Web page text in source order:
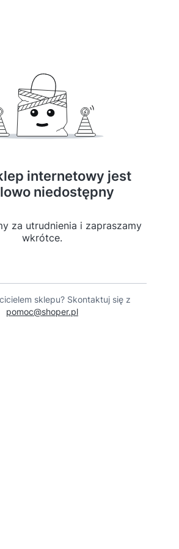
internetowy jest
niedostępny
za utrudnienia i zapraszamy
wkrótce.
sklepu? Skontaktuj się z
pomoc@shoper.pl